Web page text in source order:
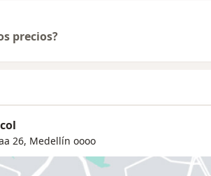
precios?
26, Medellín oooo